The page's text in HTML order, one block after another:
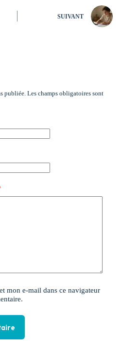
SUIVANT
publiée. Les champs obligatoires sont
mon e-mail dans ce navigateur